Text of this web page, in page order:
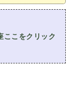
ここをクリック